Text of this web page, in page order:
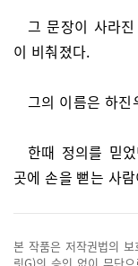
그 문장이 사라
이 비춰졌다.
그의 이름은 하진
한때 정의를 믿
곳에 손을 뻗는 사
본 작품은 저작권법의